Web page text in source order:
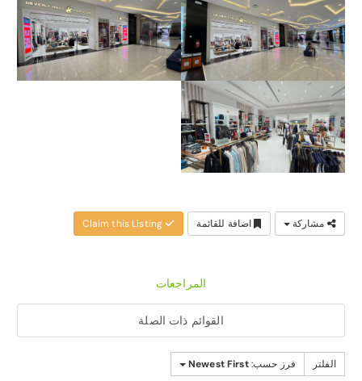
مشاركة اضافة للقائمة Claim this Listing
المراجعات
القوائم ذات الصلة
الفلتر فرز حسب:Newest First